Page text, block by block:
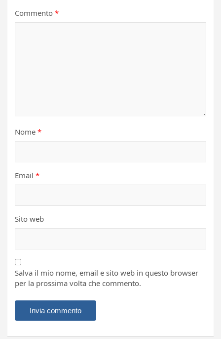
Commento *
Nome *
Email *
Sito web
Salva il mio nome, email e sito web in questo browser
per la prossima volta che commento.